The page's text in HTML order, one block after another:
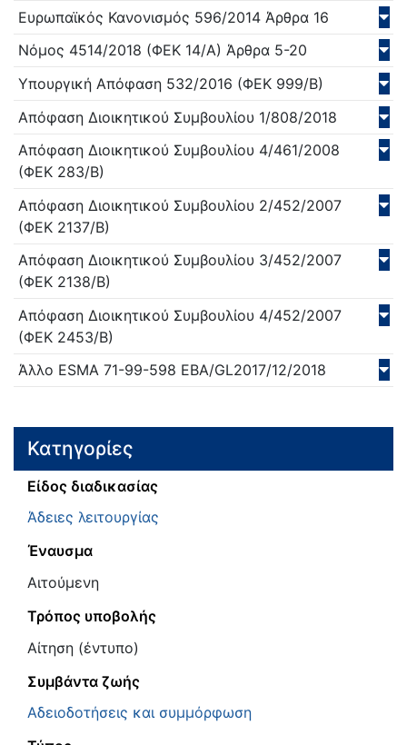
Ευρωπαϊκός Κανονισμός 596/2014 Άρθρα 16
Νόμος 4514/2018 (ΦΕΚ 14/Α) Άρθρα 5-20
Υπουργική Απόφαση 532/2016 (ΦΕΚ 999/Β)
Απόφαση Διοικητικού Συμβουλίου 1/808/2018
Απόφαση Διοικητικού Συμβουλίου 4/461/2008
(ΦΕΚ 283/Β)
Απόφαση Διοικητικού Συμβουλίου 2/452/2007
(ΦΕΚ 2137/Β)
Απόφαση Διοικητικού Συμβουλίου 3/452/2007
(ΦΕΚ 2138/Β)
Απόφαση Διοικητικού Συμβουλίου 4/452/2007
(ΦΕΚ 2453/Β)
Άλλο ESMA 71-99-598 EBA/GL2017/12/2018
Κατηγορίες
Είδος διαδικασίας
Άδειες λειτουργίας
Έναυσμα
Αιτούμενη
Τρόπος υποβολής
Αίτηση (έντυπο)
Συμβάντα ζωής
Αδειοδοτήσεις και συμμόρφωση